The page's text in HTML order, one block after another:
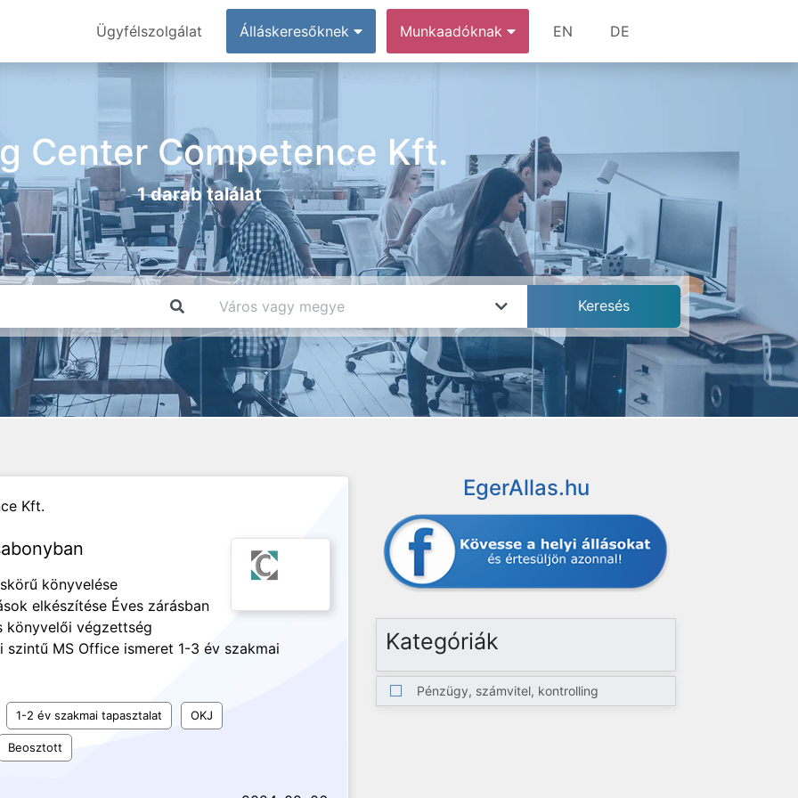
Ügyfélszolgálat Álláskeresőknek Munkaadóknak EN DE
Center Competence Kft.
1 darab találat
Kft.
könyvelése
elkészítése Éves zárásban
könyvelői végzettség
MS Office ismeret 1-3 év szakmai
1-2 év szakmai tapasztalat OKJ
Beosztott
EgerAllas.hu
Kategóriák
Pénzügy, számvitel, kontrolling